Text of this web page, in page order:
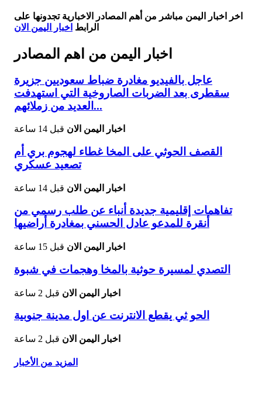
اخر اخبار اليمن مباشر من أهم المصادر الاخبارية تجدونها على
الرابط اخبار اليمن الان
اخبار اليمن من اهم المصادر
عاجل بالفيديو مغادرة ضباط سعوديين جزيرة
سقطرى بعد الضربات الصاروخية التي استهدفت
العديد من زملائهم...
اخبار اليمن الان قبل 14 ساعة
القصف الحوثي على المخا غطاء لهجوم بري أم
تصعيد عسكري
اخبار اليمن الان قبل 14 ساعة
تفاهمات إقليمية جديدة أنباء عن طلب رسمي من
أنقرة للمدعو عادل الحسني بمغادرة أراضيها
اخبار اليمن الان قبل 15 ساعة
التصدي لمسيرة حوثية بالمخا وهجمات في شبوة
اخبار اليمن الان قبل 2 ساعة
الحو ثي يقطع الانترنت عن اول مدينة جنوبية
اخبار اليمن الان قبل 2 ساعة
المزيد من الأخبار